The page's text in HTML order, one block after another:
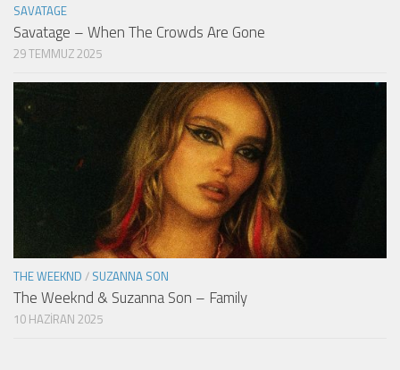
SAVATAGE
Savatage – When The Crowds Are Gone
29 TEMMUZ 2025
THE WEEKND / SUZANNA SON
The Weeknd & Suzanna Son – Family
10 HAZIRAN 2025